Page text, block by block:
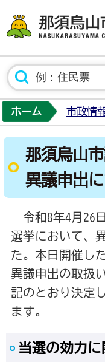
ホーム 市政情
那須烏山
異議申出
令和8年4月26
選挙において、
た。本日開催し
異議申出の取扱
記のとおり決定
ます。
当選の効力